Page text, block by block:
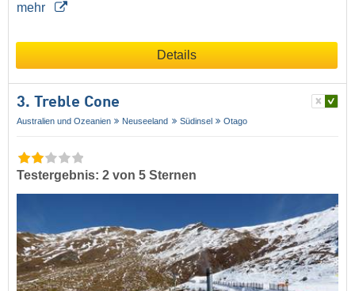
mehr
Details
3. Treble Cone
Australien und Ozeanien Neuseeland Südinsel Otago
Testergebnis: 2 von 5 Sternen